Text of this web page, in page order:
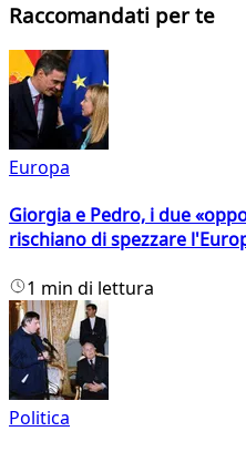
Raccomandati per te
Europa
Giorgia e Pedro, i due
rischiano di spezzare
1 min di lettura
Politica